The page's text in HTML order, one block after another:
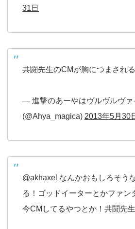
31日
共闘先生のCMが胸につまされ
— 進撃のあーやはヴルヴルヴァ
(@Ahya_magica) 2013年5月30
@akhaxel なんかおもしろそう
る！ゴッドイーターとかファン
今CMしてるやつとか！共闘先生